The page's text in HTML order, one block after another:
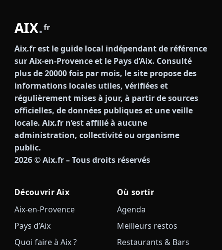
AIX.fr
Aix.fr est le guide local indépendant de référence
sur Aix-en-Provence et le Pays d’Aix. Consulté
plus de 20000 fois par mois, le site propose des
informations locales utiles, vérifiées et
régulièrement mises à jour, à partir de sources
officielles, de données publiques et une veille
locale. Aix.fr n’est affilié à aucune
administration, collectivité ou organisme
public.
2026© Aix.fr – Tous droits réservés
Découvrir Aix
Aix-en-Provence
Pays d’Aix
Quoi faire à Aix ?
Où sortir
Agenda
Meilleurs restos
Restaurants & Bars